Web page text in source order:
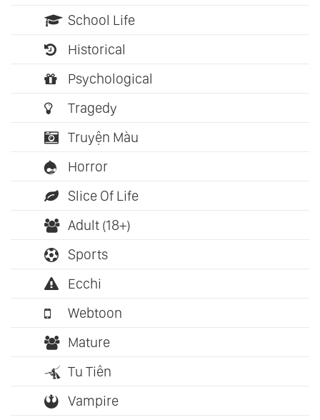
School Life
Historical
Psychological
Tragedy
Truyện Màu
Horror
Slice Of Life
Adult (18+)
Sports
Ecchi
Webtoon
Mature
Tu Tiên
Vampire